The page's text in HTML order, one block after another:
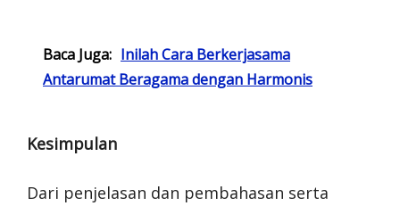
Baca Juga: Inilah Cara Berkerjasama
Antarumat Beragama dengan Harmonis
Kesimpulan
Dari penjelasan dan pembahasan serta